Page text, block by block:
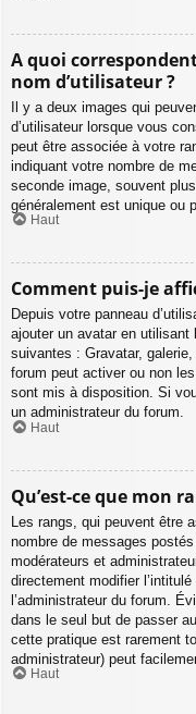
A quoi
nom d’utilisateur ?
Il y a deux images qui
d’utilisateur lorsque vous
peut être associée à votre
indiquant votre nombre de
seconde image, souvent
généralement est unique ou
Haut
Comment puis-je
Depuis votre panneau
ajouter un avatar en utilisant
suivantes : Gravatar,
forum peut activer ou non
sont mis à disposition. Si
un administrateur du forum.
Haut
Qu’est-ce que mon
Les rangs, qui peuvent être
nombre de messages
modérateurs et
directement modifier
l’administrateur du forum.
dans le seul but de passer
cette pratique est rarement
administrateur) peut
Haut